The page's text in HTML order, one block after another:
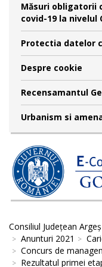
Măsuri obligatorii
covid-19 la nivelul
Protectia datelor
Despre cookie
Recensamantul
Urbanism si
Consiliul Județean Argeș
Anunturi 2021
Concurs de
Rezultatul primei